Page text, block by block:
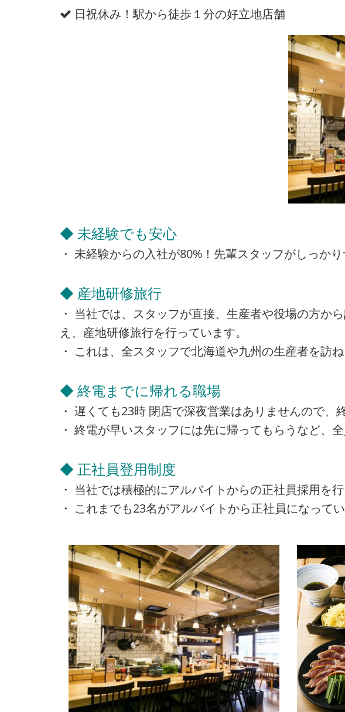
日祝休み！駅から徒歩１分の好立地店舗
◆ 未経験でも安心
・ 未経験からの入社が80%！先輩スタッフがしっか
◆ 産地研修旅行
・ 当社では、スタッフが直接、生産者や役場の方か
え、産地研修旅行を行っています。
・ これは、全スタッフで北海道や九州の生産者を訪ね
◆ 終電までに帰れる職場
・ 遅くても23時 閉店で深夜営業はありませんので、
・ 終電が早いスタッフには先に帰ってもらうなど、
◆ 正社員登用制度
・ 当社では積極的にアルバイトからの正社員採用を行
・ これまでも23名がアルバイトから正社員になってい